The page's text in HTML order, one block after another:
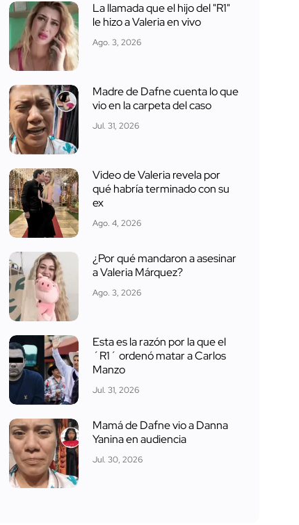
La llamada que el hijo del "R1"
le hizo a Valeria en vivo
Ago. 3, 2026
Madre de Dafne cuenta lo que
vio en la carpeta del caso
Jul. 31, 2026
Video de Valeria revela por
qué habría terminado con su
ex
Ago. 4, 2026
¿Por qué mandaron a asesinar
a Valeria Márquez?
Ago. 3, 2026
Esta es la razón por la que el
´R1´ ordenó matar a Carlos
Manzo
Jul. 31, 2026
Mamá de Dafne vio a Danna
Yanina en audiencia
Jul. 30, 2026